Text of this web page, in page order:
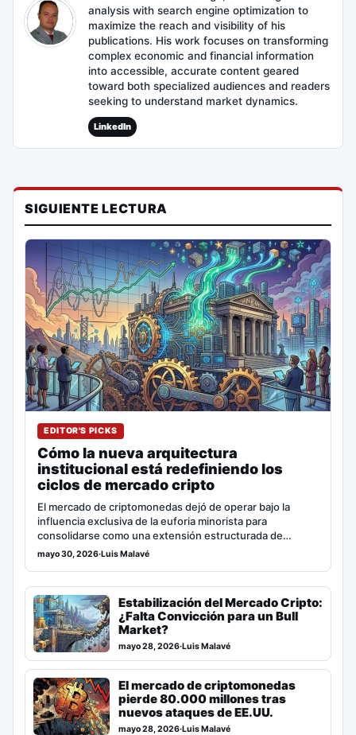
analysis with search engine optimization to
maximize the reach and visibility of his
publications. His work focuses on transforming
complex economic and financial information
into accessible, accurate content geared
toward both specialized audiences and readers
seeking to understand market dynamics.
LinkedIn
SIGUIENTE LECTURA
EDITOR'S PICKS
Cómo la nueva arquitectura
institucional está redefiniendo los
ciclos de mercado cripto
El mercado de criptomonedas dejó de operar bajo la
influencia exclusiva de la euforia minorista para
consolidarse como una extensión estructurada de…
mayo 30, 2026·Luis Malavé
Estabilización del Mercado Cripto:
¿Falta Convicción para un Bull
Market?
mayo 28, 2026·Luis Malavé
El mercado de criptomonedas
pierde 80.000 millones tras
nuevos ataques de EE.UU.
mayo 28, 2026·Luis Malavé